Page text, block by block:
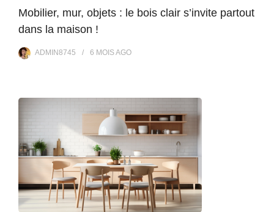
Mobilier, mur, objets : le bois clair s’invite partout
dans la maison !
ADMIN8745 6 MOISAGO